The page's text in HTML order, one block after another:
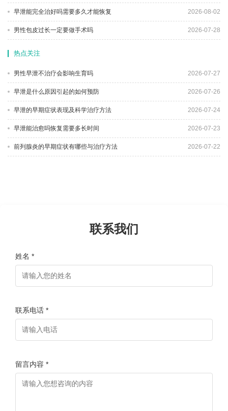
早泄能完全治好吗需要多久才能恢复 2026-08-02
男性包皮过长一定要做手术吗 2026-07-28
热点关注
男性早泄不治疗会影响生育吗 2026-07-27
早泄是什么原因引起的如何预防 2026-07-26
早泄的早期症状表现及科学治疗方法 2026-07-24
早泄能治愈吗恢复需要多长时间 2026-07-23
前列腺炎的早期症状有哪些与治疗方法 2026-07-22
联系我们
姓名 *
联系电话 *
留言内容 *